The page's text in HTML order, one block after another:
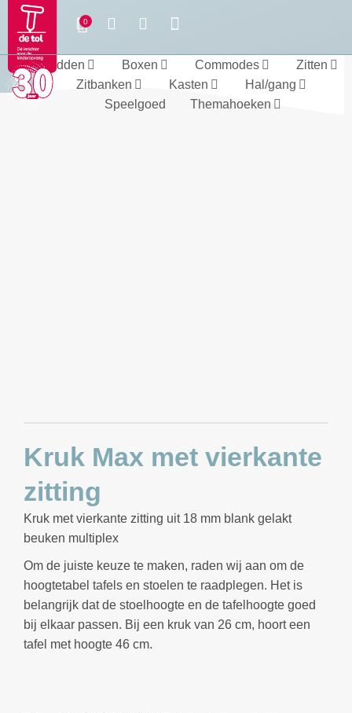
Bedden Boxen Commodes
Zitten
Zitbanken
Kasten
Hal/gang
Speelgoed
Themahoeken
Kruk Max met vierkante
zitting
Kruk met vierkante zitting uit 18 mm blank gelakt
beuken multiplex
Om de juiste keuze te maken, raden wij aan om de
hoogtetabel tafels en stoelen te raadplegen. Het is
belangrijk dat de stoelhoogte en de tafelhoogte goed
bij elkaar passen. Bij een kruk van 26 cm, hoort een
tafel met hoogte 46 cm.